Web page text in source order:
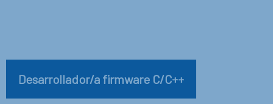
Desarrollador/a firmware C/C++